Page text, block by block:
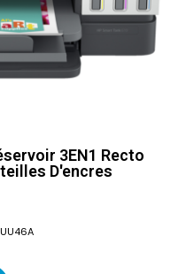
3EN1 Recto
D'encres